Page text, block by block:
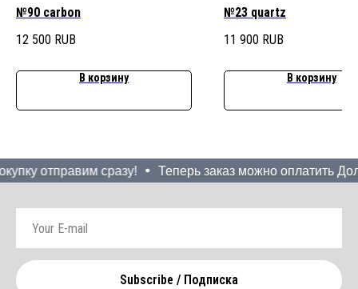
№90 carbon
12 500 RUB
В корзину
№23 quartz
11 900 RUB
В корзину
отправим сразу! Теперь заказ можно оплатить
Subscribe / Подписка